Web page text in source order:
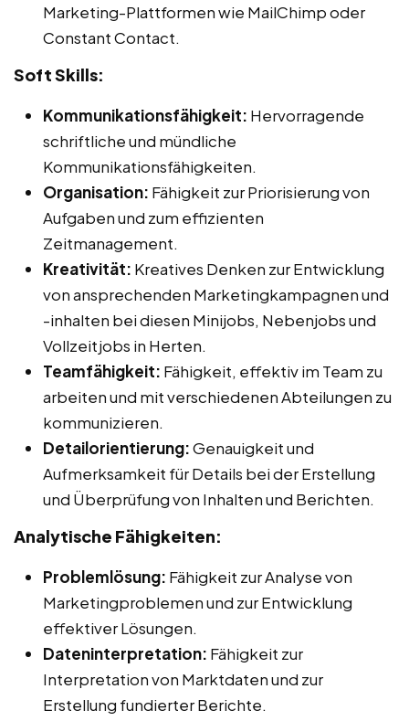
Marketing-Plattformen wie MailChimp oder
Constant Contact.
Soft Skills:
Kommunikationsfähigkeit: Hervorragende
schriftliche und mündliche
Kommunikationsfähigkeiten.
Organisation: Fähigkeit zur Priorisierung von
Aufgaben und zum effizienten
Zeitmanagement.
Kreativität: Kreatives Denken zur Entwicklung
von ansprechenden Marketingkampagnen und
-inhalten bei diesen Minijobs, Nebenjobs und
Vollzeitjobs in Herten.
Teamfähigkeit: Fähigkeit, effektiv im Team zu
arbeiten und mit verschiedenen Abteilungen zu
kommunizieren.
Detailorientierung:Genauigkeit und
Aufmerksamkeit für Details bei der Erstellung
und Überprüfung von Inhalten und Berichten.
Analytische Fähigkeiten:
Problemlösung: Fähigkeit zur Analyse von
Marketingproblemen und zur Entwicklung
effektiver Lösungen.
Dateninterpretation: Fähigkeit zur
Interpretation von Marktdaten und zur
Erstellung fundierter Berichte.